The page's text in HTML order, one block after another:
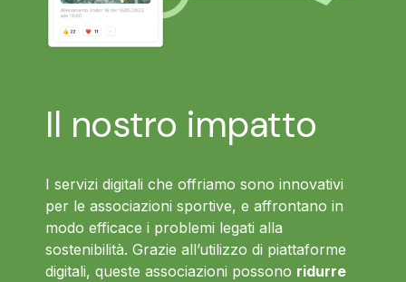
Il nostro impatto
I servizi digitali che offriamo sono innovativi
per le associazioni sportive, e affrontano in
modo efficace i problemi legati alla
sostenibilità. Grazie all’utilizzo di piattaforme
digitali, queste associazioni possono ridurre